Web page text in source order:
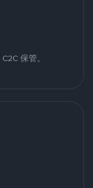
保管。